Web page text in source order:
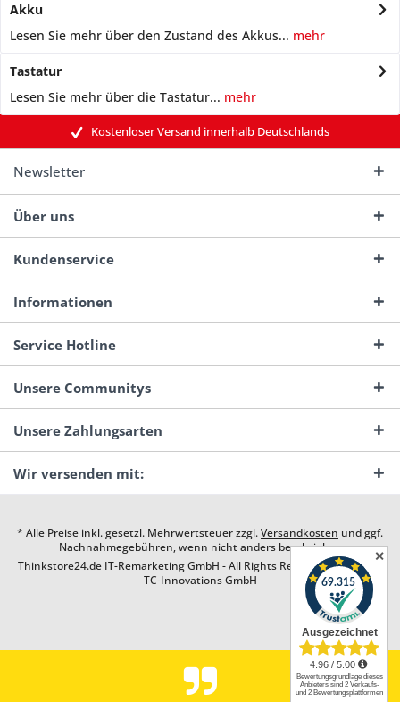
Akku
Lesen Sie mehr über den Zustand des Akkus... mehr
Tastatur
Lesen Sie mehr über die Tastatur... mehr
Kostenloser Versand innerhalb Deutschlands
Newsletter
Über uns
Kundenservice
Informationen
Service Hotline
Unsere Communitys
Unsere Zahlungsarten
Wir versenden mit:
* Alle Preise inkl. gesetzl. Mehrwertsteuer zzgl.Versandkosten und ggf.
Nachnahmegebühren, wenn nicht anders beschrieben
Thinkstore24.de IT-Remarketing GmbH - All Rights Reserved. Design by
TC-Innovations GmbH
✕